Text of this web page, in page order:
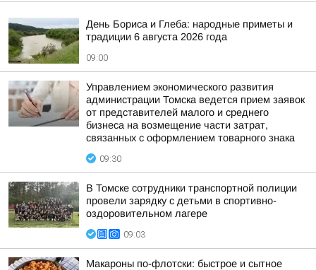
День Бориса и Глеба: народные приметы и
традиции 6 августа 2026 года
09:00
Управлением экономического развития
администрации Томска ведется прием заявок
от представителей малого и среднего
бизнеса на возмещение части затрат,
связанных с оформлением товарного знака
09:30
В Томске сотрудники транспортной полиции
провели зарядку с детьми в спортивно-
оздоровительном лагере
09:03
Макароны по-флотски: быстрое и сытное